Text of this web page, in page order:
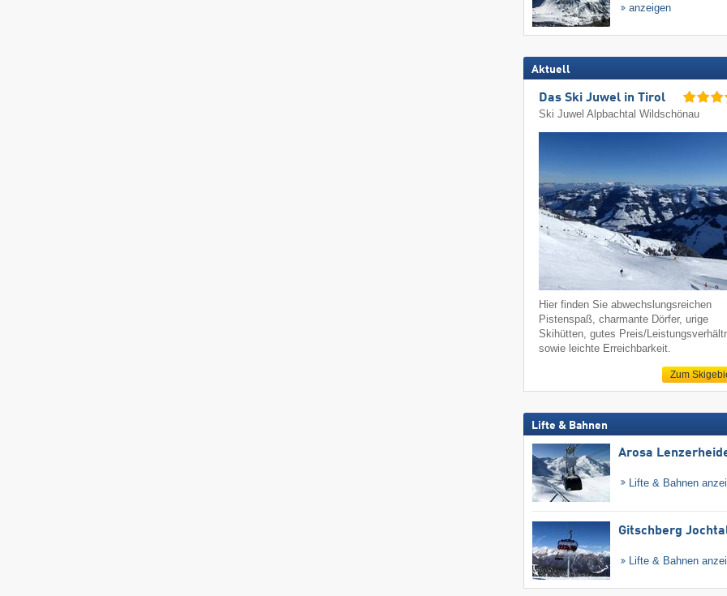
anzeigen
Aktuell
Das Ski Juwel in Tirol
Ski Juwel Alpbachtal Wildschönau
Hier finden Sie abwechslungsreichen
Pistenspaß, charmante Dörfer, urige
Skihütten, gutes Preis/
sowie leichte Erreichbarkeit.
Zum
Lifte & Bahnen
Arosa
Lifte & Bahnen
Gitschberg
Lifte & Bahnen